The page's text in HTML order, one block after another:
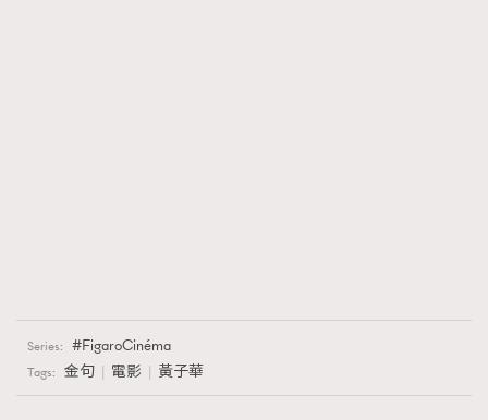
Series: FigaroCinéma
Tags: 金句 電影 黃子華